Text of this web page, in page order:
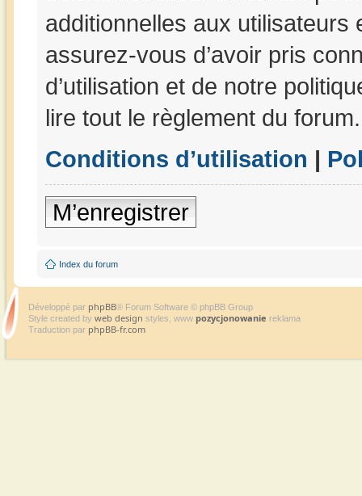
additionnelles aux utilisateurs
assurez-vous d’avoir pris
d’utilisation et de notre
lire tout le règlement du forum.
Conditions d’utilisation |
M’enregistrer
Index du forum
Développé par phpBB® Forum Software © phpBB Group
Style created by web design styles, www pozycjonowanie reklama
Traduction par phpBB-fr.com